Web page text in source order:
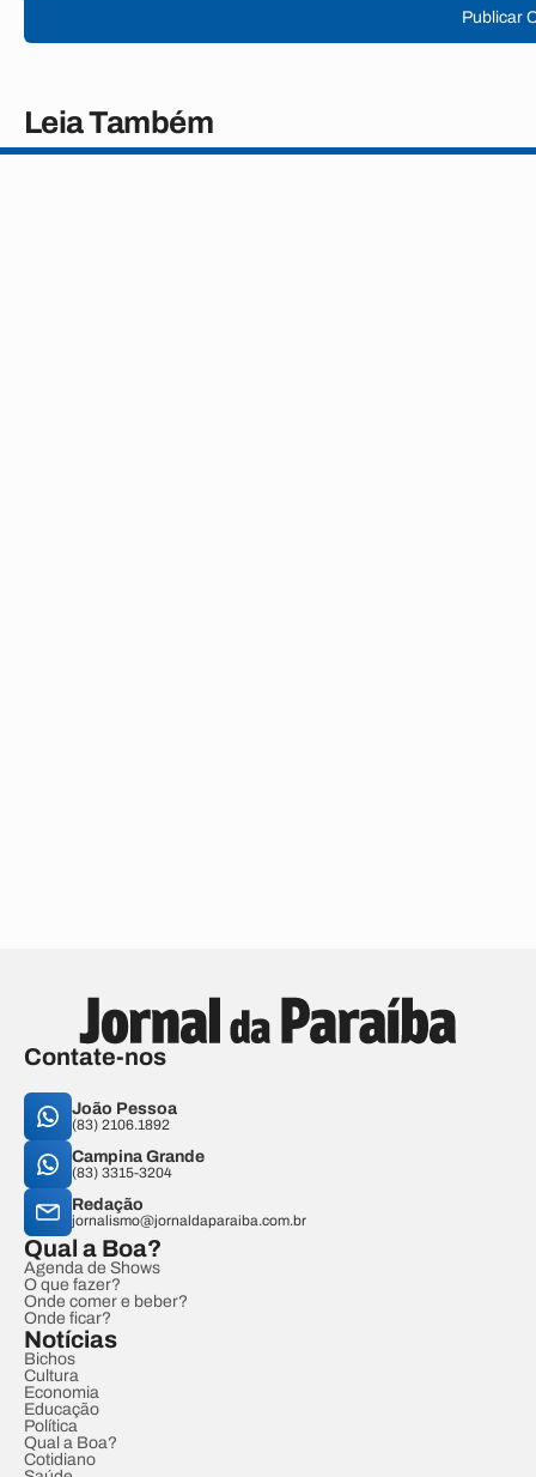
Publicar
Leia Também
Contate-nos
João Pessoa
(83) 2106.1892
Campina Grande
(83) 3315-3204
Redação
jornalismo@jornaldaparaiba.com.br
Qual a Boa?
Agenda de Shows
O que fazer?
Onde comer e beber?
Onde ficar?
Notícias
Bichos
Cultura
Economia
Educação
Política
Qual a Boa?
Cotidiano